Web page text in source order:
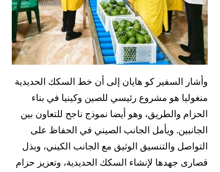
وأشار السفير كو هايان إلى أن خط السكك الحديدية
منغوليا هو مشروع رئيسي للصين وكينيا في بناء
الحزام والطريق، وهو أيضا نموذج ناجح للتعاون بين
الجانبين. ويأمل الجانب الصيني في الحفاظ على
التواصل والتنسيق الوثيق مع الجانب الكيني، وبذل
قصارى جهدها لإنشاء السكك الحديدية، وتعزيز حزام